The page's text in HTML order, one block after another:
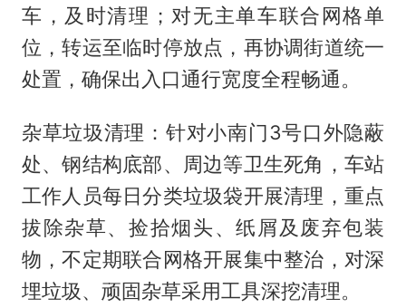
车，及时清理；对无主单车联合网格单
位，转运至临时停放点，再协调街道统一
处置，确保出入口通行宽度全程畅通。
杂草垃圾清理：针对小南门3号口外隐蔽
处、钢结构底部、周边等卫生死角，车站
工作人员每日分类垃圾袋开展清理，重点
拔除杂草、捡拾烟头、纸屑及废弃包装
物，不定期联合网格开展集中整治，对深
埋垃圾、顽固杂草采用工具深挖清理。